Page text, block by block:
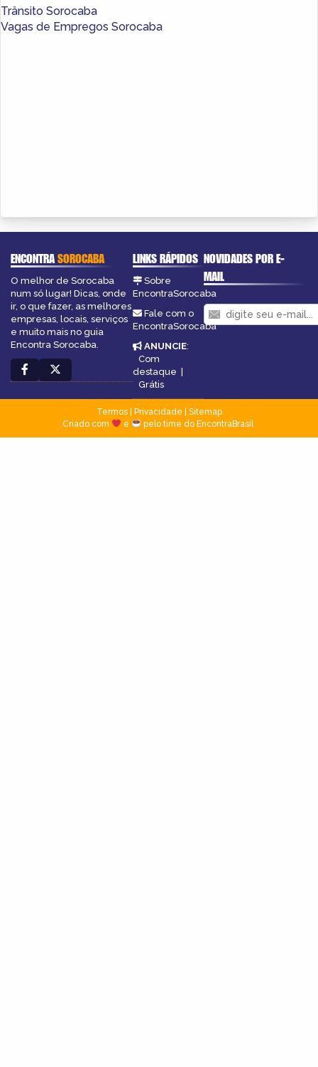
Trânsito Sorocaba
Vagas de Empregos Sorocaba
ENCONTRASOROCABA
O melhor de Sorocaba
num só lugar! Dicas, onde
ir, o que fazer, as melhores
empresas, locais, serviços
e muito mais no guia
Encontra Sorocaba.
LINKS RÁPIDOS
Sobre
EncontraSorocaba
Fale com o
EncontraSorocaba
ANUNCIE:
Com
destaque
Grátis
NOVIDADES POR E-
MAIL
Termos| Privacidade
Sitemap
Criado com
e pelo time do EncontraBrasil